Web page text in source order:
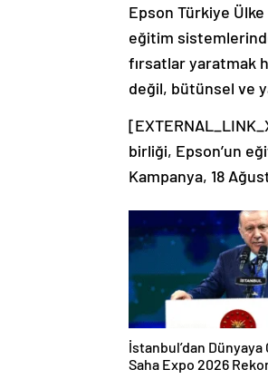
Epson Türkiye Ülke
eğitim
fırsatlar yaratmak
değil, bütünsel ve
birliği, Epson’un
Kampanya, 18
İstanbul’dan Dünyaya
Saha Expo 2026